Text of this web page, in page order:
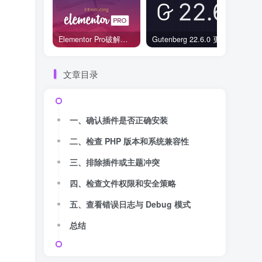
Elementor Pro破解版还能用吗？2026年常见风险与后果盘点
文章目录
一、确认插件是否正确安装
二、检查 PHP 版本和系统兼容性
三、排除插件或主题冲突
四、检查文件权限和安全策略
五、查看错误日志与 Debug 模式
总结